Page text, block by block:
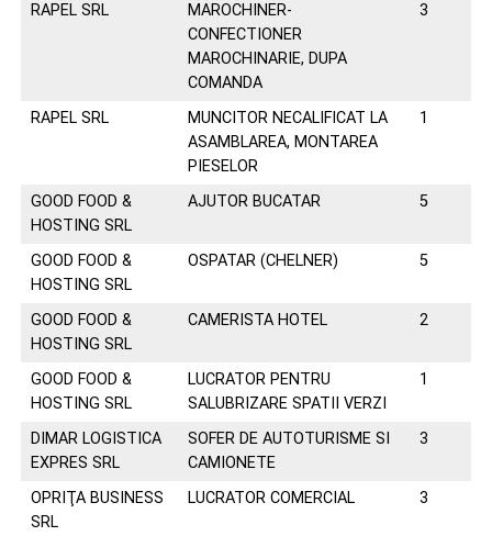
RAPEL SRL
MAROCHINER-
CONFECTIONER
MAROCHINARIE, DUPA
COMANDA
3
RAPEL SRL
MUNCITOR NECALIFICAT LA
ASAMBLAREA, MONTAREA
PIESELOR
1
GOOD FOOD &
HOSTING SRL
AJUTOR BUCATAR 5
GOOD FOOD &
HOSTING SRL
OSPATAR (CHELNER) 5
GOOD FOOD &
HOSTING SRL
CAMERISTA HOTEL 2
GOOD FOOD &
HOSTING SRL
LUCRATOR PENTRU
SALUBRIZARE SPATII VERZI
1
DIMAR LOGISTICA
EXPRES SRL
SOFER DE AUTOTURISME SI
CAMIONETE
3
OPRIŢA BUSINESS
SRL
LUCRATOR COMERCIAL 3